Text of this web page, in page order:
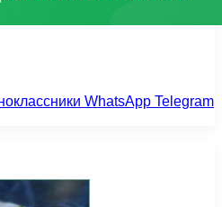
WhatsApp Telegram